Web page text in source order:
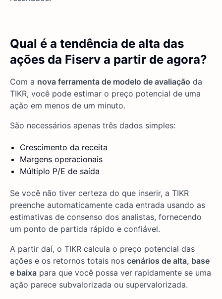
Qual é a tendência de alta das
ações da Fiserv a partir de agora?
Com a nova ferramenta de modelo de avaliação da
TIKR, você pode estimar o preço potencial de uma
ação em menos de um minuto.
São necessários apenas três dados simples:
Crescimento da receita
Margens operacionais
Múltiplo P/E de saída
Se você não tiver certeza do que inserir, a TIKR
preenche automaticamente cada entrada usando as
estimativas de consenso dos analistas, fornecendo
um ponto de partida rápido e confiável.
A partir daí, o TIKR calcula o preço potencial das
ações e os retornos totais nos cenários de alta, base
e baixa para que você possa ver rapidamente se uma
ação parece subvalorizada ou supervalorizada.